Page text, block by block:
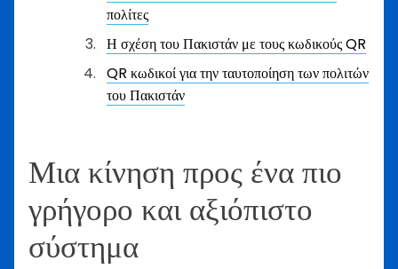
πολίτες
Η σχέση του Πακιστάν με τους κωδικούς QR
QR κωδικοί για την ταυτοποίηση των πολιτών
του Πακιστάν
Μια κίνηση προς ένα πιο
γρήγορο και αξιόπιστο
σύστημα